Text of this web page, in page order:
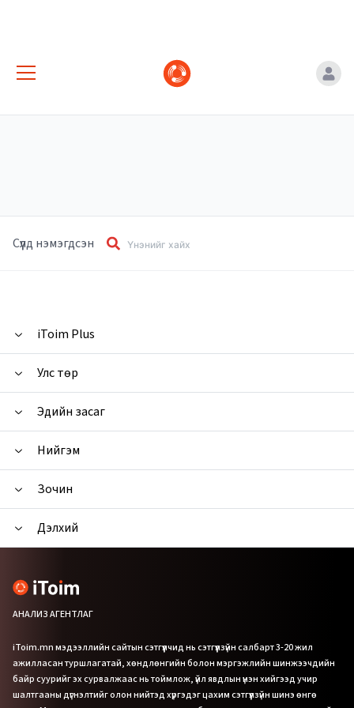
Сүүлд нэмэгдсэн
iToim Plus
Улс төр
Эдийн засаг
Нийгэм
Зочин
Дэлхий
АНАЛИЗ АГЕНТЛАГ
iToim.mn мэдээллийн сайтын сэтгүүлчид нь сэтгүүлзүйн салбарт 3-20 жил
ажилласан туршлагатай, хөндлөнгийн болон мэргэжлийн шинжээчдийн
байр суурийг эх сурвалжаас нь тоймлож, үйл явдлын үнэн хийгээд учир
шалтгааны дүгнэлтийг олон нийтэд хүргэдэг цахим сэтгүүлзүйн шинэ өнгө